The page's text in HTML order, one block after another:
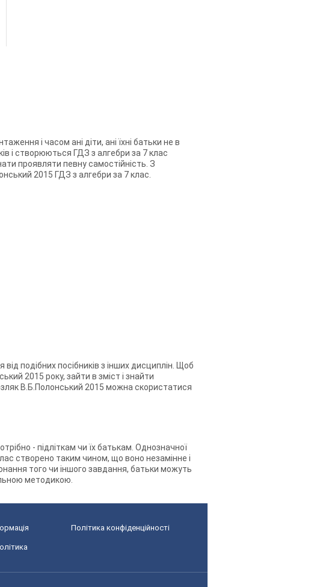
і часом ані діти, ані їхні батьки не в
і створюються ГДЗ з алгебри за 7 клас
проявляти певну самостійність. З
2015 ГДЗ з алгебри за 7 клас.
подібних посібників з інших дисциплін. Щоб
2015 року, зайти в зміст і знайти
В.Б.Полонський 2015 можна скористатися
- підліткам чи їх батькам. Однозначної
створено таким чином, що воно незамінне і
того чи іншого завдання, батьки можуть
методикою.
Політика конфіденційності